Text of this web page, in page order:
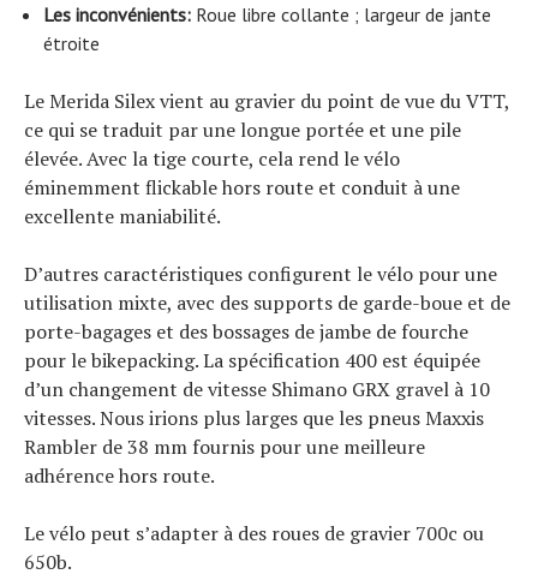
Les inconvénients: Roue libre collante ; largeur de jante
étroite
Le Merida Silex vient au gravier du point de vue du VTT,
ce qui se traduit par une longue portée et une pile
élevée. Avec la tige courte, cela rend le vélo
éminemment flickable hors route et conduit à une
excellente maniabilité.
D’autres caractéristiques configurent le vélo pour une
utilisation mixte, avec des supports de garde-boue et de
porte-bagages et des bossages de jambe de fourche
pour le bikepacking. La spécification 400 est équipée
d’un changement de vitesse Shimano GRX gravel à 10
vitesses. Nous irions plus larges que les pneus Maxxis
Rambler de 38 mm fournis pour une meilleure
adhérence hors route.
Le vélo peut s’adapter à des roues de gravier 700c ou
650b.